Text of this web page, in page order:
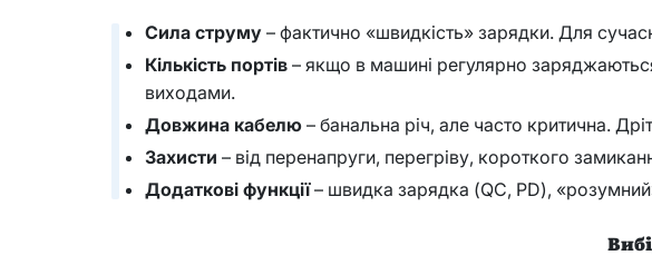
Сила струму – фактично «швидкість» зарядки. Для
Кількість портів – якщо в машині регулярно заряджаються
виходами.
Довжина кабелю – банальна річ, але часто критична.
Захисти – від перенапруги, перегріву, короткого
Додаткові функції– швидка зарядка (QC, PD),